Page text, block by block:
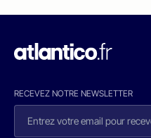
RECEVEZ NOTRE NEWSLETTER